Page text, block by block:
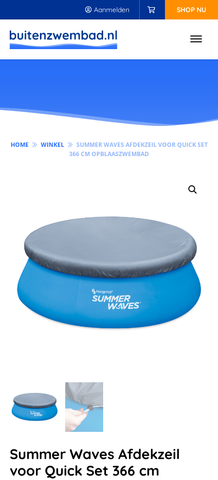
Aanmelden SHOP NU
HOME WINKEL
SUMMER WAVES AFDEKZEIL VOOR QUICK SET
366 CM OPBLAASZWEMBAD
Summer Waves Afdekzeil
voor Quick Set 366 cm